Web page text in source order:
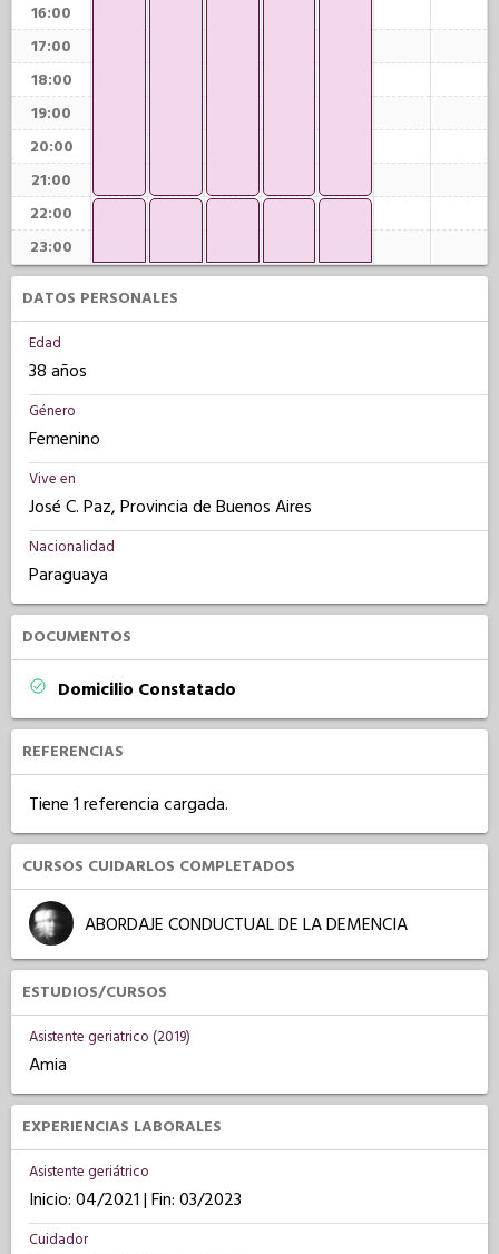
16:00
17:00
18:00
19:00
20:00
21:00
22:00
23:00
DATOS PERSONALES
Edad
38 años
Género
Femenino
Vive en
José C. Paz, Provincia de Buenos Aires
Nacionalidad
Paraguaya
DOCUMENTOS
Domicilio Constatado
REFERENCIAS
Tiene 1 referencia cargada.
CURSOS CUIDARLOS COMPLETADOS
ABORDAJE CONDUCTUAL DE LA DEMENCIA
ESTUDIOS/CURSOS
Asistente geriatrico (2019)
Amia
EXPERIENCIAS LABORALES
Asistente geriátrico
Inicio: 04/2021 | Fin: 03/2023
Cuidador